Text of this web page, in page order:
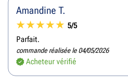
Amandine T.
5/5
Parfait.
commande réalisée le 04/05/2026
Acheteur vérifié